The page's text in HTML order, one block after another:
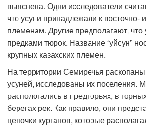
выяснена. Одни исследователи
что усуни принадлежали к восточно-
племенам. Другие предполагают, что
предками тюрок. Название “уйсун”
крупных казахских племен.
На территории Семиречья раскопаны
усуней, исследованы их поселения.
распологались в предгорьях, в
берегах рек. Как правило, они
цепочки курганов, которые